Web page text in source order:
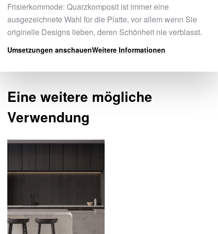
Frisierkommode: Quarzkomposit ist immer eine
ausgezeichnete Wahl für die Platte, vor allem wenn Sie
originelle Designs lieben, deren Schönheit nie verblasst.
Umsetzungen anschauenWeitere Informationen
Eine weitere mögliche
Verwendung